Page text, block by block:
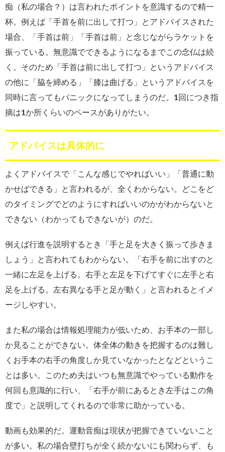
痴（私の場合？）は言われたポイントを意識するので精一
杯。例えば「手首を前に出して打つ」とアドバイスされた
場合、「手首は前」「手首は前」と念じながらラケットを
振っている。無意識でできるようになるまでこの念仏は続
く。そのため「手首は前に出して打つ」というアドバイス
の他に「脇を締める」「膝は曲げる」というアドバイスを
同時に言ってもパニックになってしまうのだ。1回につき指
摘は1か所くらいのペースがありがたい。
アドバイスは具体的に
よくアドバイスで「こんな感じでやればいい」「普通に動
かせばできる」と言われるが、全くわからない。どこをど
のタイミングでどのようにすればいいのかがわからないと
できない（わかってもできないが）のだ。
例えば行進を説明するとき「手と足を大きく振って歩きま
しょう」と言われてもわからない。「右手を前に出すのと
一緒に左足を上げる。右手と左足を下げてすぐに左手と右
足を上げる。左右異なる手と足が動く」と言われるとイメ
ージしやすい。
また私の場合は情報処理能力が低いため、お手本の一部し
か見ることができない。体全体の動きを把握するのは難し
くお手本の右手の角度しか見ていなかったとなどというこ
とは多い。このため夫はいつも無意識でやっている動作を
何回も意識的に行い、「右手が前にあるとき左手はこの角
度で」と説明してくれるので非常に助かっている。
動画も効果的だ。運動音痴は現状が把握できていないこと
が多い。私の場合壁打ちが全く続かないにも関わらず、も